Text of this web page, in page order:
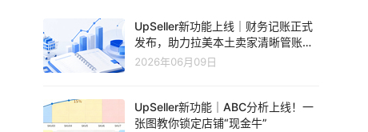
UpSeller新功能上线｜财务记账正式
发布，助力拉美本土卖家清晰管账、
轻松盈利
2026年06月09日
UpSeller新功能｜ABC分析上线！一
张图教你锁定店铺“现金牛”